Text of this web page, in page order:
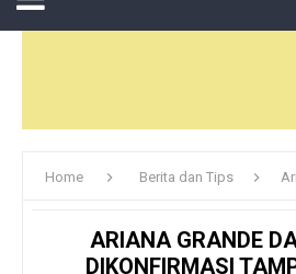
Home Berita dan Tips Ariana
ARIANA GRANDE
DIKONFIRMASI